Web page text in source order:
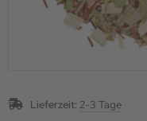
Lieferzeit: 2-3 Tage